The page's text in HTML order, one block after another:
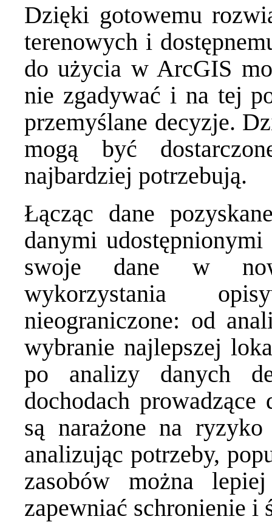
Dzięki gotowemu
terenowych i
do użycia w ArcGIS
nie zgadywać i na tej
przemyślane decyzje.
mogą być
najbardziej potrzebują.
Łącząc dane
danymi
swoje dane w
wykorzystania
nieograniczone: od
wybranie najlepszej
po analizy danych
dochodach
są narażone na
analizując potrzeby,
zasobów można
zapewniać schronienie i